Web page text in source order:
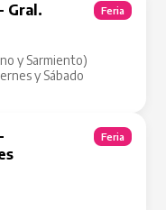
Gral.
y Sarmiento)
y Sábado
Feria
Feria